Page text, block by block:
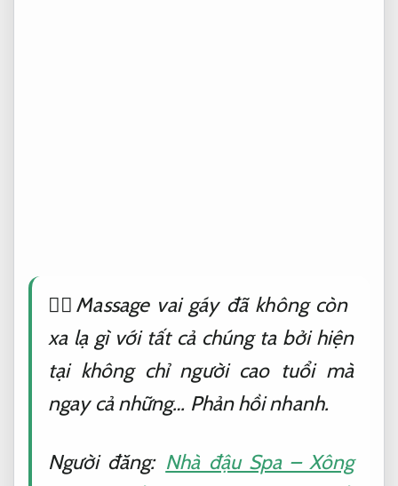
💆‍♀️Massage vai gáy đã không còn
xa lạ gì với tất cả chúng ta bởi hiện
tại không chỉ người cao tuổi mà
ngay cả những… Phản hồi nhanh.
Người đăng: Nhà đậu Spa – Xông